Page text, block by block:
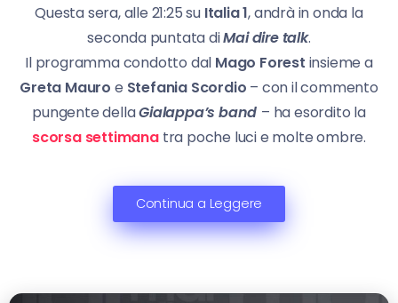
Questa sera, alle 21:25 su Italia 1, andrà in onda la
seconda puntata diMai dire talk.
Il programma condotto dal Mago Forest insieme a
Greta Mauro e Stefania Scordio – con il commento
pungente dellaGialappa’s band – ha esordito la
scorsa settimanatra poche luci e molte ombre.
Continua a Leggere